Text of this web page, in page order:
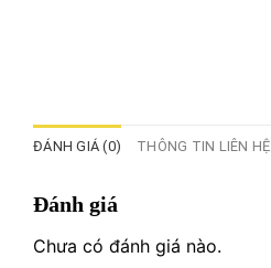
ĐÁNH GIÁ (0) THÔNG TIN LIÊN HỆ
Đánh giá
Chưa có đánh giá nào.